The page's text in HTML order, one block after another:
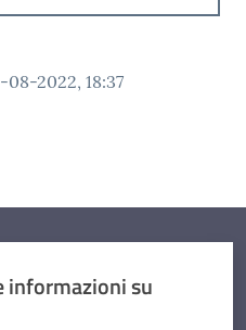
08-2022, 18:37
informazioni su